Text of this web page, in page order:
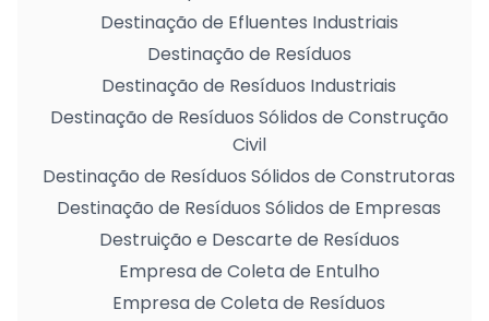
Destinação de Efluentes Industriais
Destinação de Resíduos
Destinação de Resíduos Industriais
Destinação de Resíduos Sólidos de Construção
Civil
Destinação de Resíduos Sólidos de Construtoras
Destinação de Resíduos Sólidos de Empresas
Destruição e Descarte de Resíduos
Empresa de Coleta de Entulho
Empresa de Coleta de Resíduos